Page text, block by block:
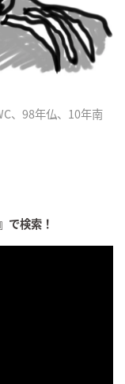
、98年仏、10年南
で検索！